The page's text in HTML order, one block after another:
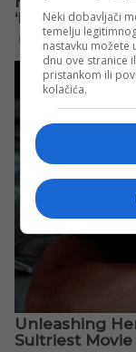
Neki dobavljači
temelju
nastavku možete
dnu ove stranice
pristankom ili
kolačića.